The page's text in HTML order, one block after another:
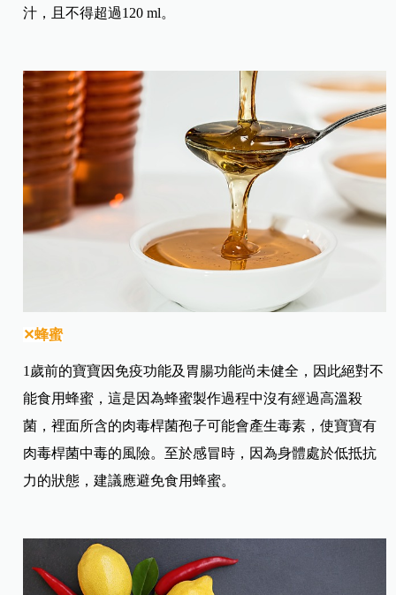
汁，且不得超過120 ml。
✕蜂蜜
1歲前的寶寶因免疫功能及胃腸功能尚未健全，因此絕對不
能食用蜂蜜，這是因為蜂蜜製作過程中沒有經過高溫殺
菌，裡面所含的肉毒桿菌孢子可能會產生毒素，使寶寶有
肉毒桿菌中毒的風險。至於感冒時，因為身體處於低抵抗
力的狀態，建議應避免食用蜂蜜。